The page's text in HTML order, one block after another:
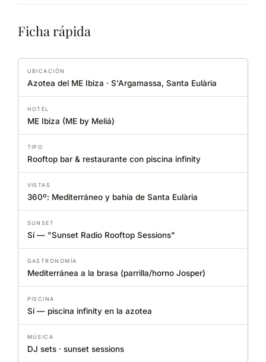
Ficha rápida
UBICACIÓN
Azotea del ME Ibiza · S'Argamassa, Santa Eulària
HOTEL
ME Ibiza (ME by Meliá)
TIPO
Rooftop bar & restaurante con piscina infinity
VISTAS
360º: Mediterráneo y bahía de Santa Eulària
SUNSET
Sí — "Sunset Radio Rooftop Sessions"
GASTRONOMÍA
Mediterránea a la brasa (parrilla/horno Josper)
PISCINA
Sí — piscina infinity en la azotea
MÚSICA
DJ sets · sunset sessions